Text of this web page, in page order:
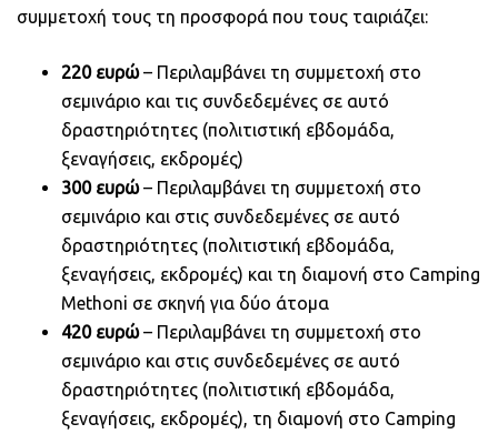
συμμετοχή τους τη προσφορά που τους ταιριάζει:
220 ευρώ– Περιλαμβάνει τη συμμετοχή στο
σεμινάριο και τις συνδεδεμένες σε αυτό
δραστηριότητες (πολιτιστική εβδομάδα,
ξεναγήσεις, εκδρομές)
300 ευρώ– Περιλαμβάνει τη συμμετοχή στο
σεμινάριο και στις συνδεδεμένες σε αυτό
δραστηριότητες (πολιτιστική εβδομάδα,
ξεναγήσεις, εκδρομές) και τη διαμονή στο Camping
Methoni σε σκηνή για δύο άτομα
420 ευρώ– Περιλαμβάνει τη συμμετοχή στο
σεμινάριο και στις συνδεδεμένες σε αυτό
δραστηριότητες (πολιτιστική εβδομάδα,
ξεναγήσεις, εκδρομές), τη διαμονή στο Camping